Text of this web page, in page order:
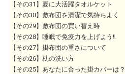
【その31】夏に大活躍タオルケット
【その30】敷布団を清潔で気持ちよく
【その29】敷布団の買い替え時
【その28】睡眠で免疫力を上げよう!!
【その27】掛布団の重さについて
【その26】枕の洗い方
【その25】あなたに合った掛カバーは？